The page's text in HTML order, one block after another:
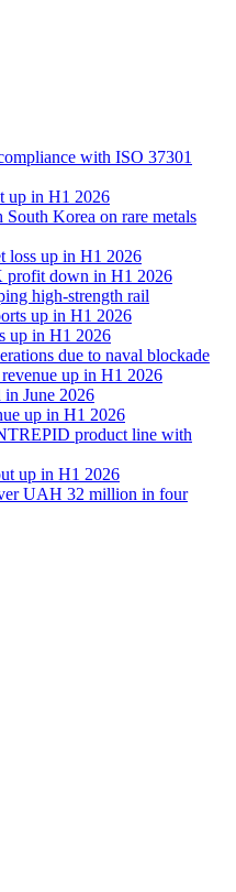
with ISO 37301
up in H1 2026
Korea on rare metals
loss up in H1 2026
down in H1 2026
high-strength rail
up in H1 2026
up in H1 2026
due to naval blockade
up in H1 2026
June 2026
up in H1 2026
product line with
up in H1 2026
UAH 32 million in four